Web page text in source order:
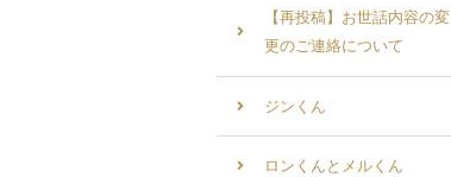
【再投稿】お世話内容の変
更のご連絡について
ジンくん
ロンくんとメルくん